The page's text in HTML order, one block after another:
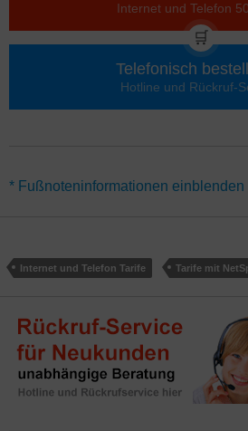
Internet und Telefon
🛒
Telefonisch
Hotline und Rückruf-
*Für alle Angebote mit Startguthaben /
auch ohne Mindestvertragslaufzeit
gelten abweichende Aktionen.Rabatte
* Fußnoteninformationen einblenden
Internet und Telefon Tarife Tarife mit